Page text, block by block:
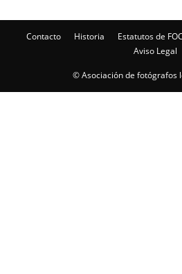
Contacto Historia Estatutos de
Aviso Legal
© Asociación de fotógrafos